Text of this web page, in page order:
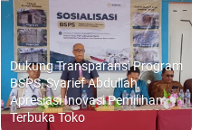
Dukung Transparansi Program
BSPS, Syarief Abdullah
Apresiasi Inovasi Pemilihan
Terbuka Toko